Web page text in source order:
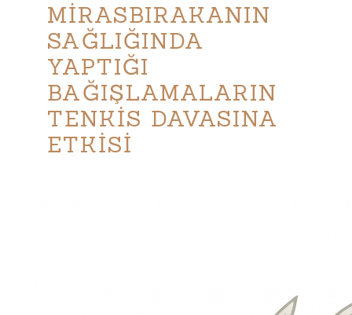
MİRASBIRAKANIN
SAĞLIĞINDA
YAPTIĞI
BAĞIŞLAMALARIN
TENKİS DAVASINA
ETKİSİ